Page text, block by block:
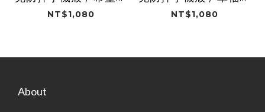
光 (糖姆姆)
NT$1,080
靠 (糖姆姆)
NT$1,080
About